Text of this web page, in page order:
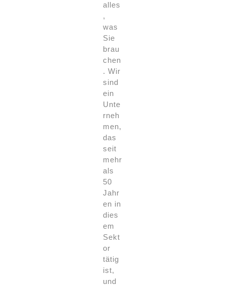
alles
,
was
Sie
brau
chen
. Wir
sind
ein
Unte
rneh
men,
das
seit
mehr
als
50
Jahr
en in
dies
em
Sekt
or
tätig
ist,
und